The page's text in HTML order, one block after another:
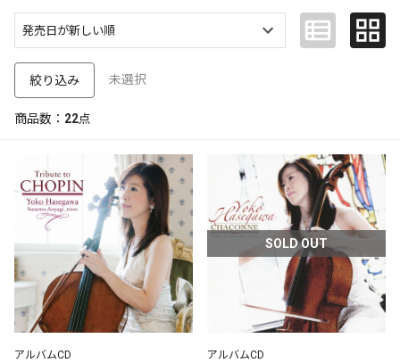
絞り込み 未選択
商品数： 22点
アルバムCD
SOLD OUT
アルバムCD